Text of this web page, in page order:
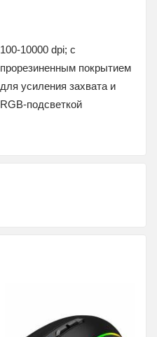
100-10000 dpi; с
прорезиненным покрытием
для усиления захвата и
RGB-подсветкой